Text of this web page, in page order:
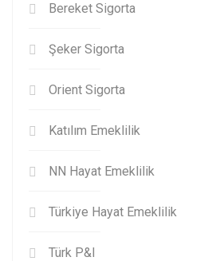
Bereket Sigorta
Şeker Sigorta
Orient Sigorta
Katılım Emeklilik
NN Hayat Emeklilik
Türkiye Hayat Emeklilik
Türk P&I